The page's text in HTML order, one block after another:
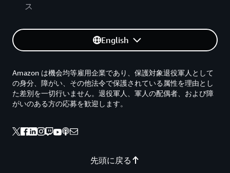
ス
English
先頭に戻る
Amazon は機会均等雇用企業であり、保護対象退役軍人として
の身分、障がい、その他法令で保護されている属性を理由とし
た差別を一切行いません。退役軍人、軍人の配偶者、および障
がいのある方の応募を歓迎します。